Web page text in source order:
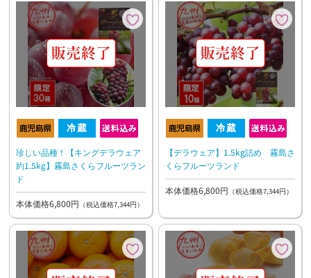
珍しい品種！【キングデラウェア
約1.5kg】霧島さくらフルーツラン
ド
本体価格6,800円 （税込価格7,344円）
【デラウェア】1.5kg詰め 霧島さ
くらフルーツランド
本体価格6,800円 （税込価格7,344円）